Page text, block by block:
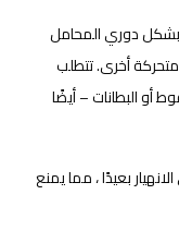
بشكل دوري المحامل
أخرى. تتطلب
أو البطانات – أيضًا
بعيدًا ، مما يمنع